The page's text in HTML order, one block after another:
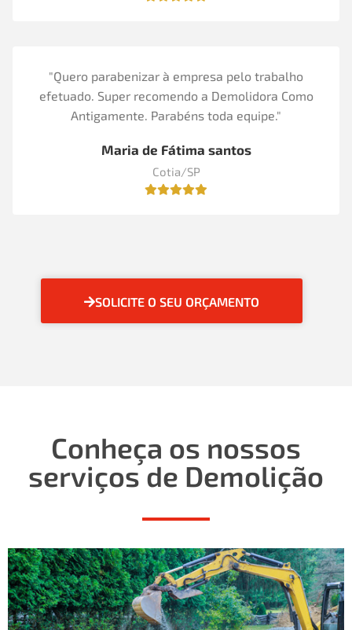
"Quero parabenizar à empresa pelo trabalho
efetuado. Super recomendo a Demolidora Como
Antigamente. Parabéns toda equipe."
Maria de Fátima santos
Cotia/SP
SOLICITE O SEU ORÇAMENTO
Conheça os nossos
serviços de Demolição